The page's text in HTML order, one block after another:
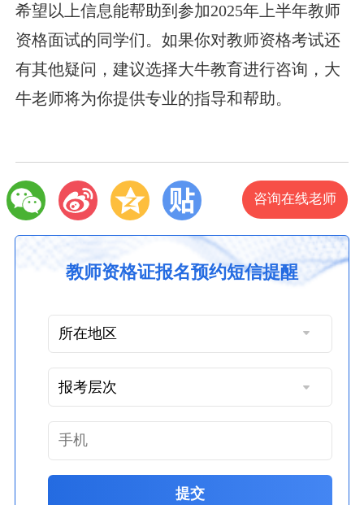
希望以上信息能帮助到参加2025年上半年教师
资格面试的同学们。如果你对教师资格考试还
有其他疑问，建议选择大牛教育进行咨询，大
牛老师将为你提供专业的指导和帮助。
咨询在线老师
教师资格证报名预约短信提醒
提交